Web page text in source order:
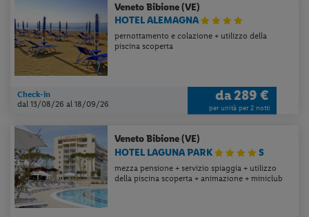
VenetoBibione (VE)
HOTEL ALEMAGNA
pernottamento e colazione + utilizzo della
piscina scoperta
Check-in
dal 13/08/26al 18/09/26
da289 €
per unità per 2 notti
VenetoBibione (VE)
HOTEL LAGUNA PARK
S
mezza pensione + servizio spiaggia + utilizzo
della piscina scoperta + animazione + miniclub